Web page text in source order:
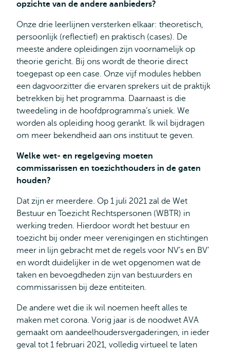
opzichte van de andere aanbieders?
Onze drie leerlijnen versterken elkaar: theoretisch,
persoonlijk (reflectief) en praktisch (cases). De
meeste andere opleidingen zijn voornamelijk op
theorie gericht. Bij ons wordt de theorie direct
toegepast op een case. Onze vijf modules hebben
een dagvoorzitter die ervaren sprekers uit de praktijk
betrekken bij het programma. Daarnaast is die
tweedeling in de hoofdprogramma’s uniek. We
worden als opleiding hoog gerankt. Ik wil bijdragen
om meer bekendheid aan ons instituut te geven.
Welke wet- en regelgeving moeten
commissarissen en toezichthouders in de gaten
houden?
Dat zijn er meerdere. Op 1 juli 2021 zal de Wet
Bestuur en Toezicht Rechtspersonen (WBTR) in
werking treden. Hierdoor wordt het bestuur en
toezicht bij onder meer verenigingen en stichtingen
meer in lijn gebracht met de regels voor NV’s en BV’
en wordt duidelijker in de wet opgenomen wat de
taken en bevoegdheden zijn van bestuurders en
commissarissen bij deze entiteiten.
De andere wet die ik wil noemen heeft alles te
maken met corona. Vorig jaar is de noodwet AVA
gemaakt om aandeelhoudersvergaderingen, in ieder
geval tot 1 februari 2021, volledig virtueel te laten